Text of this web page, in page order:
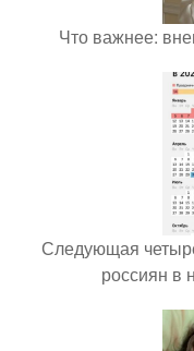
Что важнее:
Следующая
россиян в